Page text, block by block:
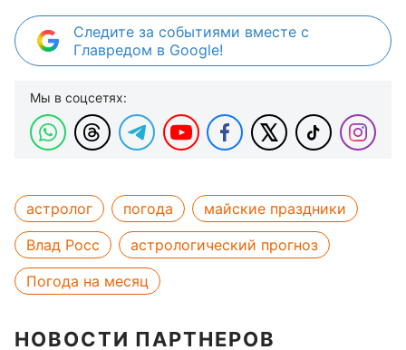
Следите за событиями вместе с
Главредом в Google!
Мы в соцсетях:
астролог погода
майские праздники
Влад Росс
астрологический прогноз
Погода на месяц
НОВОСТИ ПАРТНЕРОВ